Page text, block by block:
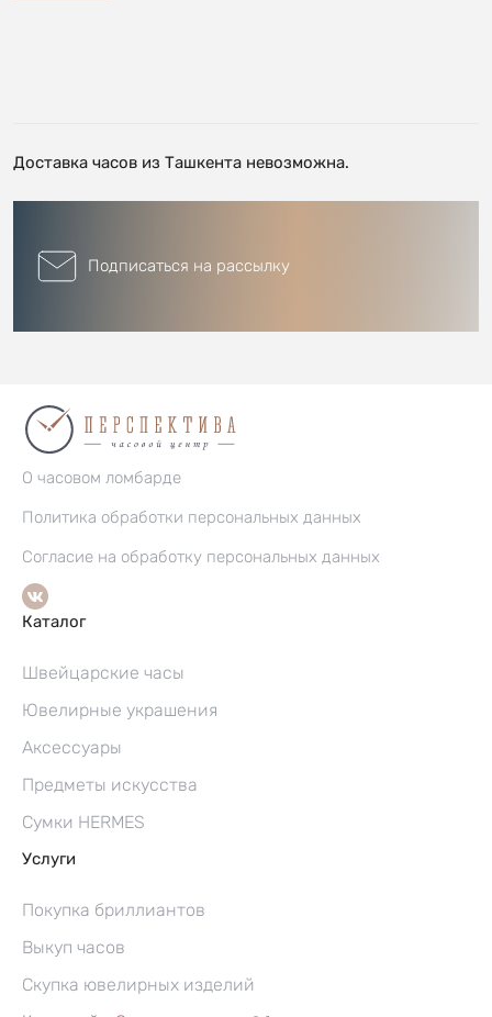
Доставка часов из Ташкента невозможна.
Подписаться на рассылку
О часовом ломбарде
Политика обработки персональных данных
Согласие на обработку персональных данных
Каталог
Швейцарские часы
Ювелирные украшения
Аксессуары
Предметы искусства
Сумки HERMES
Услуги
Покупка бриллиантов
Выкуп часов
Скупка ювелирных изделий